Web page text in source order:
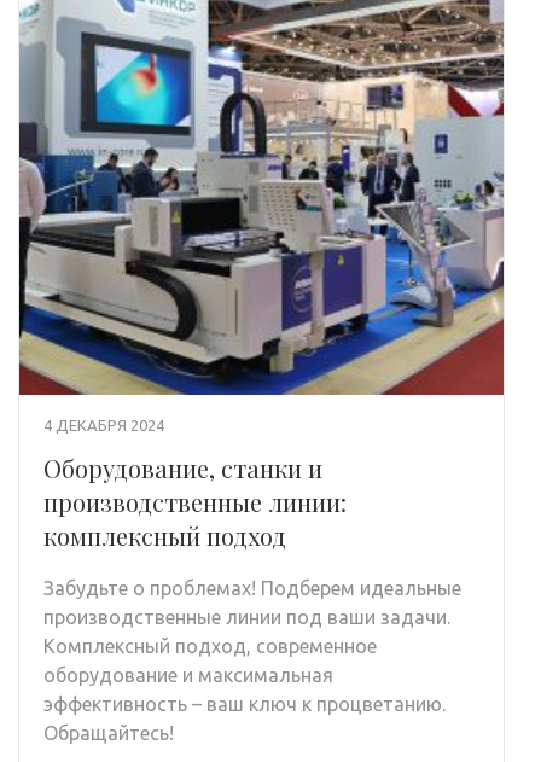
4 ДЕКАБРЯ 2024
Оборудование, станки и
производственные линии:
комплексный подход
Забудьте о проблемах! Подберем идеальные
производственные линии под ваши задачи.
Комплексный подход, современное
оборудование и максимальная
эффективность – ваш ключ к процветанию.
Обращайтесь!